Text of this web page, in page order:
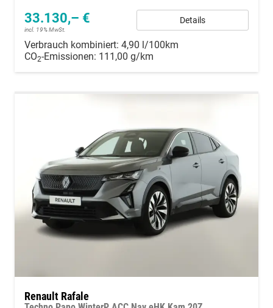
33.130,– €
incl. 19% MwSt.
Details
Verbrauch kombiniert: 4,90 l/100km
CO2-Emissionen: 111,00 g/km
Renault Rafale